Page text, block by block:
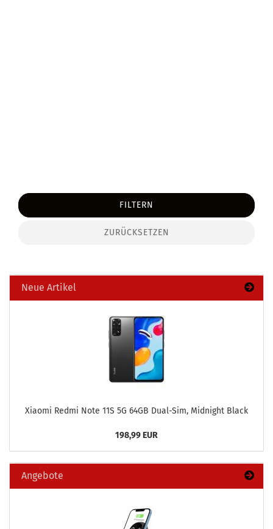
FILTERN
ZURÜCKSETZEN
Neue Artikel
Xiao­mi Redmi Note 11S 5G 64GB Dual-​Sim, Mid­night Black
198,99 EUR
Angebote